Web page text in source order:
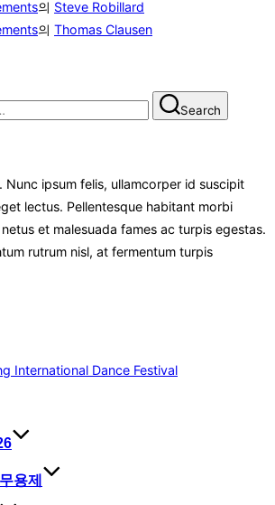
의 Steve Robillard
의 Thomas Clausen
Search
Nunc ipsum felis, ullamcorper id suscipit
lectus. Pellentesque habitant morbi
et malesuada fames ac turpis egestas.
rutrum nisl, at fermentum turpis
용제